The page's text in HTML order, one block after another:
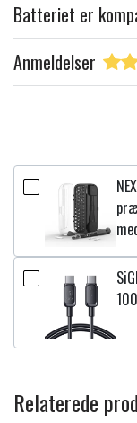
Passer til mærket:
Batteriet er
Anmeldelser
Relaterede